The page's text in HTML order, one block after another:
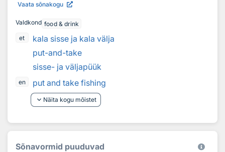
Vaata sõnakogu
Valdkond food & drink
et
kala sisse ja kala välja
put-and-take
sisse- ja väljapüük
en
put and take fishing
keyboard_arrow_down Näita kogu mõistet
Sõnavormid puuduvad